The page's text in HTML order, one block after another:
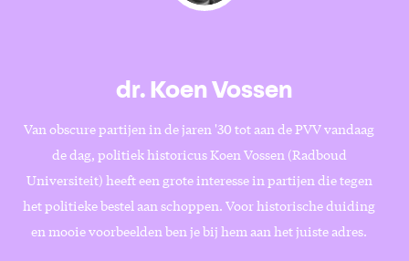
dr. Koen Vossen
Van obscure partijen in de jaren '30 tot aan de PVV vandaag
de dag, politiek historicus Koen Vossen (Radboud
Universiteit) heeft een grote interesse in partijen die tegen
het politieke bestel aan schoppen. Voor historische duiding
en mooie voorbeelden ben je bij hem aan het juiste adres.